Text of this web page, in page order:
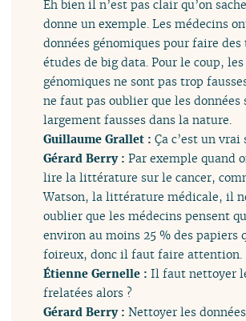
Eh bien il n’est pas clair qu’on
donne un exemple. Les médecins
données génomiques pour faire des
études de big data. Pour le coup,
génomiques ne sont pas trop
ne faut pas oublier que les données
largement fausses dans la nature.
Guillaume Grallet :Ça c’est un vrai
Gérard Berry :Par exemple quand
lire la littérature sur le cancer,
Watson, la littérature médicale, il
oublier que les médecins pensent
environ au moins 25 % des papiers
foireux, donc il faut faire attention.
Étienne Gernelle :Il faut nettoyer
frelatées alors ?
Gérard Berry :Nettoyer les